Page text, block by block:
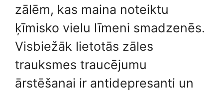
zālēm, kas maina noteiktu
ķīmisko vielu līmeni smadzenēs.
Visbiežāk lietotās zāles
trauksmes traucējumu
ārstēšanai ir antidepresanti un